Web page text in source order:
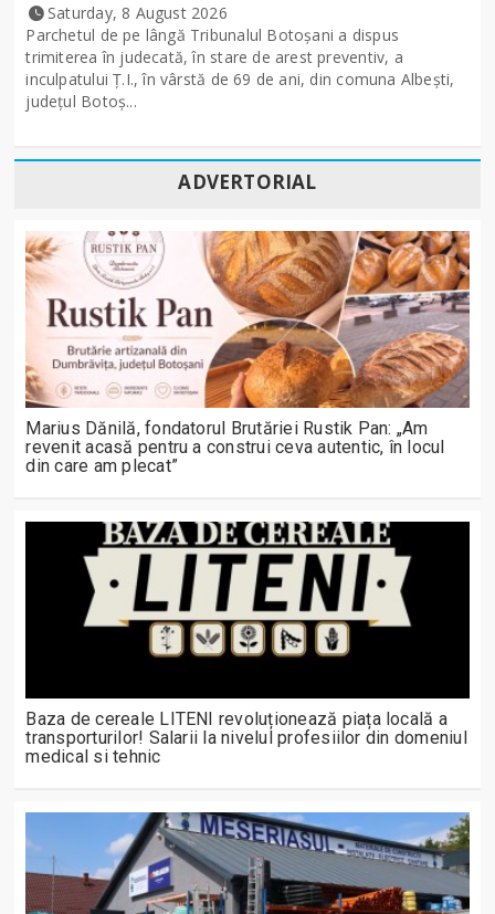
Saturday, 8 August 2026
Parchetul de pe lângă Tribunalul Botoşani a dispus
trimiterea în judecată, în stare de arest preventiv, a
inculpatului Ț.I., în vârstă de 69 de ani, din comuna Albești,
județul Botoș...
ADVERTORIAL
Marius Dănilă, fondatorul Brutăriei Rustik Pan: „Am
revenit acasă pentru a construi ceva autentic, în locul
din care am plecat”
Baza de cereale LITENI revoluționează piața locală a
transporturilor! Salarii la nivelul profesiilor din domeniul
medical si tehnic